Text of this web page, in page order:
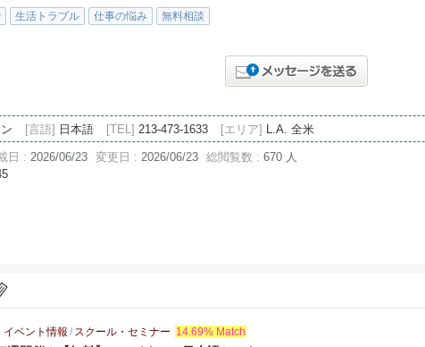
生活トラブル 仕事の悩み 無料相談
[言語] 日本語 [TEL] 213-473-1633 [エリア] L.A. 全米
日 : 2026/06/23 変更日 : 2026/06/23 総閲覧数 : 670 人
イベント情報 / スクール・セミナー 14.69% Match